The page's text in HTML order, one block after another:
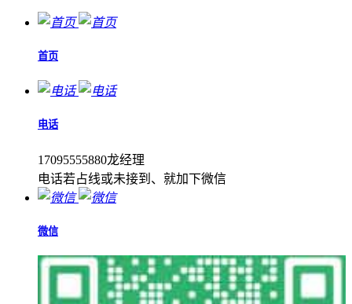
首页
电话
17095555880龙经理
电话若占线或未接到、就加下微信
微信